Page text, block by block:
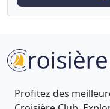
Profitez des